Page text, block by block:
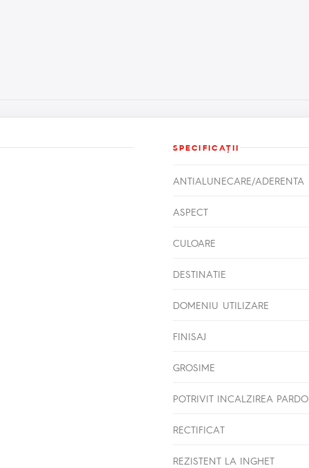
SPECIFICAŢII
ANTIALUNECARE/ADERENTA
ASPECT
CULOARE
DESTINATIE
DOMENIU UTILIZARE
FINISAJ
GROSIME
POTRIVIT INCALZIREA PARDO
RECTIFICAT
REZISTENT LA INGHET